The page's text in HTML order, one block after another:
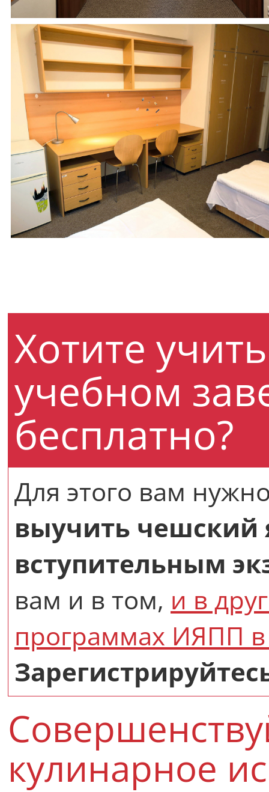
Хотите
учебном
бесплатно?
Для этого вам
выучить чешский
вступительным
вам и в том, и в
программах ИЯПП в
кулинарное